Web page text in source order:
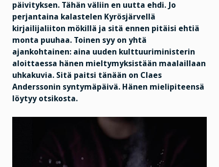
päivityksen. Tähän väliin en uutta ehdi. Jo
perjantaina kalastelen Kyrösjärvellä
kirjailijaliiton mökillä ja sitä ennen pitäisi ehtiä
monta puuhaa. Toinen syy on yhtä
ajankohtainen: aina uuden kulttuuriministerin
aloittaessa hänen mieltymyksistään maalaillaan
uhkakuvia. Sitä paitsi tänään on Claes
Anderssonin syntymäpäivä. Hänen mielipiteensä
löytyy otsikosta.